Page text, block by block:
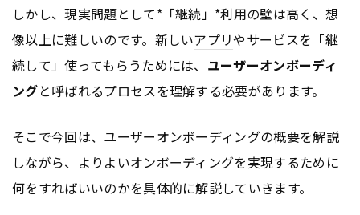
しかし、現実問題として*「継続」*利用の壁は高く、想
像以上に難しいのです。新しいアプリやサービスを「継
続して」使ってもらうためには、 ユーザーオンボーディ
ングと呼ばれるプロセスを理解する必要があります。
そこで今回は、ユーザーオンボーディングの概要を解説
しながら、よりよいオンボーディングを実現するために
何をすればいいのかを具体的に解説していきます。